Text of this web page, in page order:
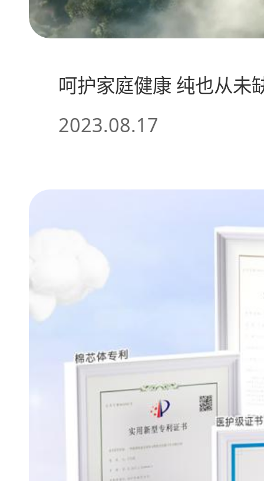
呵护家庭健康 纯也从未
2023.08.17